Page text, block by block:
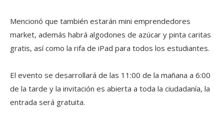
Mencionó que también estarán mini emprendedores
market, además habrá algodones de azúcar y pinta caritas
gratis, así como la rifa de iPad para todos los estudiantes.
El evento se desarrollará de las 11:00 de la mañana a 6:00
de la tarde y la invitación es abierta a toda la ciudadanía, la
entrada será gratuita.